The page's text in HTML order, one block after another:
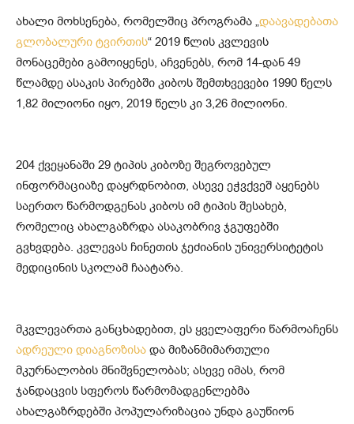
ახალი მოხსენება, რომელშიც პროგრამა „დაავადებათა
გლობალური ტვირთის“ 2019 წლის კვლევის
მონაცემები გამოიყენეს, აჩვენებს, რომ 14-დან 49
წლამდე ასაკის პირებში კიბოს შემთხვევები 1990 წელს
1,82 მილიონი იყო, 2019 წელს კი 3,26 მილიონი.
204 ქვეყანაში 29 ტიპის კიბოზე შეგროვებულ
ინფორმაციაზე დაყრდნობით, ასევე ეჭვქვეშ აყენებს
საერთო წარმოდგენას კიბოს იმ ტიპის შესახებ,
რომელიც ახალგაზრდა ასაკობრივ ჯგუფებში
გვხვდება. კვლევას ჩინეთის ჯეძიანის უნივერსიტეტის
მედიცინის სკოლამ ჩაატარა.
მკვლევართა განცხადებით, ეს ყველაფერი წარმოაჩენს
ადრეული დიაგნოზისა და მიზანმიმართული
მკურნალობის მნიშვნელობას; ასევე იმას, რომ
ჯანდაცვის სფეროს წარმომადგენლებმა
ახალგაზრდებში პოპულარიზაცია უნდა გაუწიონ